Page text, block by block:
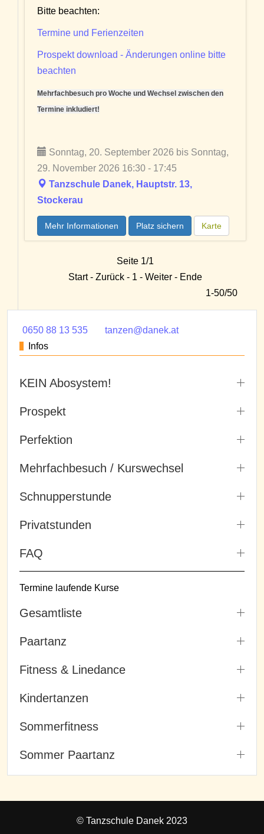
Bitte beachten:
Termine und Ferienzeiten
Prospekt download - Änderungen online bitte
beachten
Mehrfachbesuch pro Woche und Wechsel zwischen den
Termine inkludiert!
Sonntag, 20. September 2026 bis Sonntag,
29. November 2026 16:30 - 17:45
Tanzschule Danek, Hauptstr. 13,
Stockerau
Mehr Informationen Platz sichern Karte
Seite 1/1
Start - Zurück - 1 - Weiter - Ende
1-50/50
0650 88 13 535
tanzen@danek.at
Infos
KEIN Abosystem!
Prospekt
Perfektion
Mehrfachbesuch / Kurswechsel
Schnupperstunde
Privatstunden
FAQ
Termine laufende Kurse
Gesamtliste
Paartanz
Fitness & Linedance
Kindertanzen
Sommerfitness
Sommer Paartanz
© Tanzschule Danek 2023